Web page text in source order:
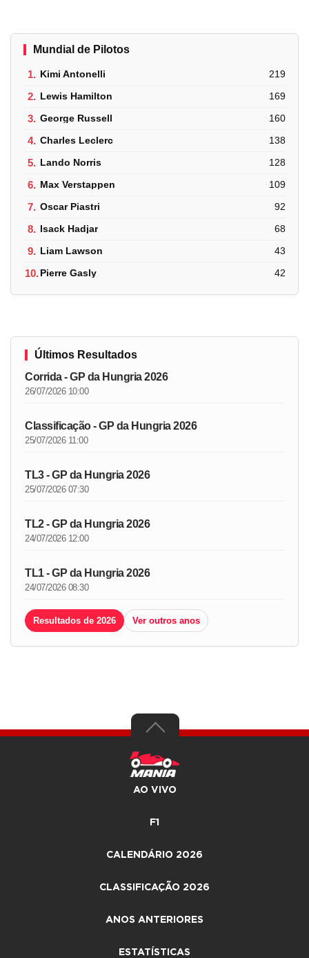
Mundial de Pilotos
1. Kimi Antonelli 219
2. Lewis Hamilton 169
3. George Russell 160
4. Charles Leclerc 138
5. Lando Norris 128
6. Max Verstappen 109
7. Oscar Piastri 92
8. Isack Hadjar 68
9. Liam Lawson 43
10.Pierre Gasly 42
Últimos Resultados
Corrida - GP da Hungria 2026
26/07/2026 10:00
Classificação - GP da Hungria 2026
25/07/2026 11:00
TL3 - GP da Hungria 2026
25/07/2026 07:30
TL2 - GP da Hungria 2026
24/07/2026 12:00
TL1 - GP da Hungria 2026
24/07/2026 08:30
Resultados de 2026 Ver outros anos
AO VIVO
F1
CALENDÁRIO 2026
CLASSIFICAÇÃO 2026
ANOS ANTERIORES
ESTATÍSTICAS